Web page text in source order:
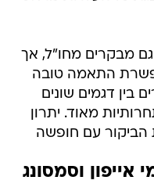
גם מבקרים מחו"ל, אך
התאמה טובה
בין דגמים שונים
מאוד. יתרון
עם חופשה
אייפון וסמסונג